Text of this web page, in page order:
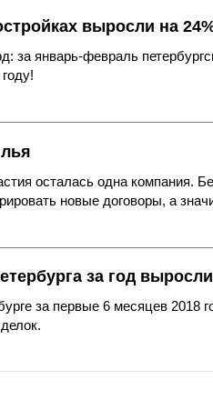
выросли на
за январь-февраль
осталась одна компания.
новые договоры, а
за год
за первые 6 месяцев 2018